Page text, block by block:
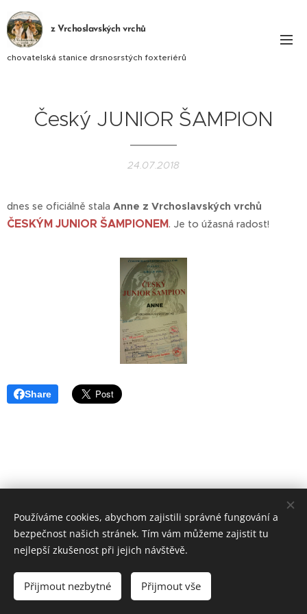
z Vrchoslavských vrchů
chovatelská stanice drsnosrstých foxteriérů
Český JUNIOR ŠAMPION
24.07.2018
dnes se oficiálně stala Anne z Vrchoslavských vrchů
ČESKÝM JUNIOR ŠAMPIONEM. Je to úžasná radost!
Share
Vytvořeno službou Cookies
Používáme cookies, abychom zajistili správné fungování a
bezpečnost našich stránek. Tím vám můžeme zajistit tu
nejlepší zkušenost při jejich návštěvě.
Přijmout nezbytné Přijmout vše